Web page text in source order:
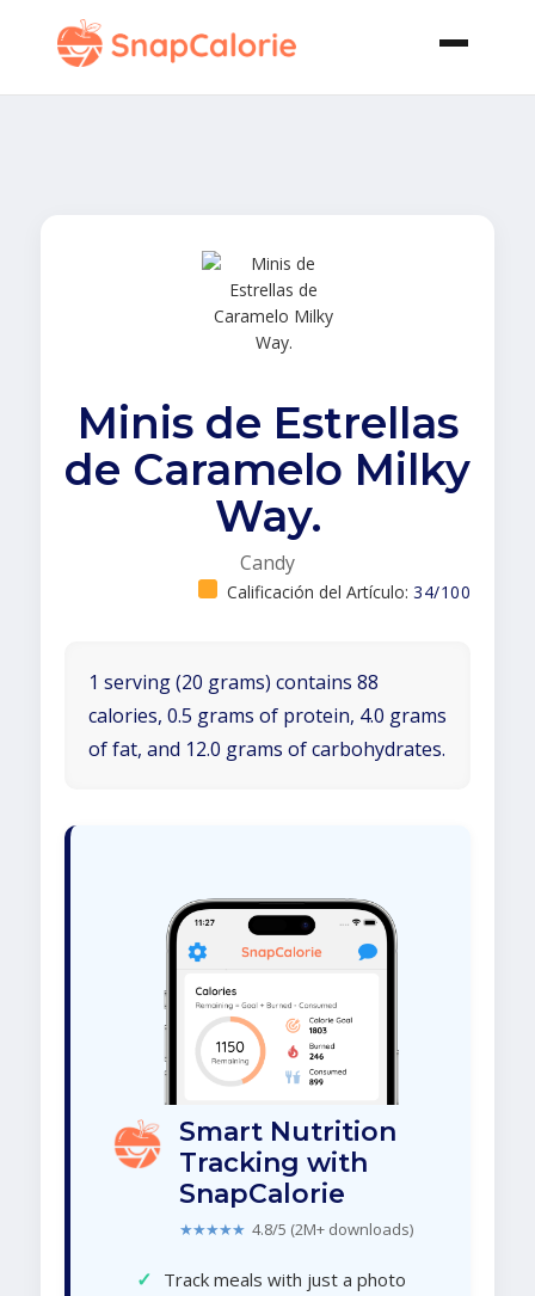
Minis de Estrellas
de Caramelo Milky
Way.
Candy
Calificación del Artículo: 34/100
1 serving (20 grams) contains 88
calories, 0.5 grams of protein, 4.0 grams
of fat, and 12.0 grams of carbohydrates.
Smart Nutrition
Tracking with
SnapCalorie
★★★★★ 4.8/5 (2M+ downloads)
✓ Track meals with just a photo